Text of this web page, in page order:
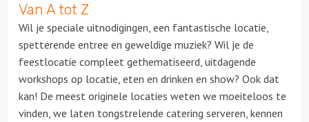
Van A tot Z
Wil je speciale uitnodigingen, een fantastische locatie,
spetterende entree en geweldige muziek? Wil je de
feestlocatie compleet gethematiseerd, uitdagende
workshops op locatie, eten en drinken en show? Ook dat
kan! De meest originele locaties weten we moeiteloos te
vinden, we laten tongstrelende catering serveren, kennen